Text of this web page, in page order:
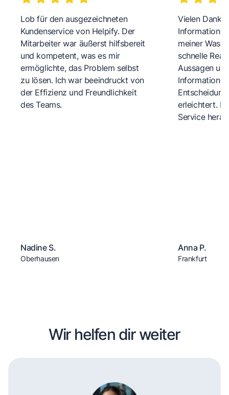
Lob für den ausgezeichneten
Kundenservice von Helpify. Der
Mitarbeiter war äußerst hilfsbereit
und kompetent, was es mir
ermöglichte, das Problem selbst
zu lösen. Ich war beeindruckt von
der Effizienz und Freundlichkeit
des Teams.
Nadine S.
Oberhausen
Vielen Dank
meiner
schnelle
Aussagen
erleichtert.
Service
Anna P.
Frankfurt
Wir helfen dir weiter